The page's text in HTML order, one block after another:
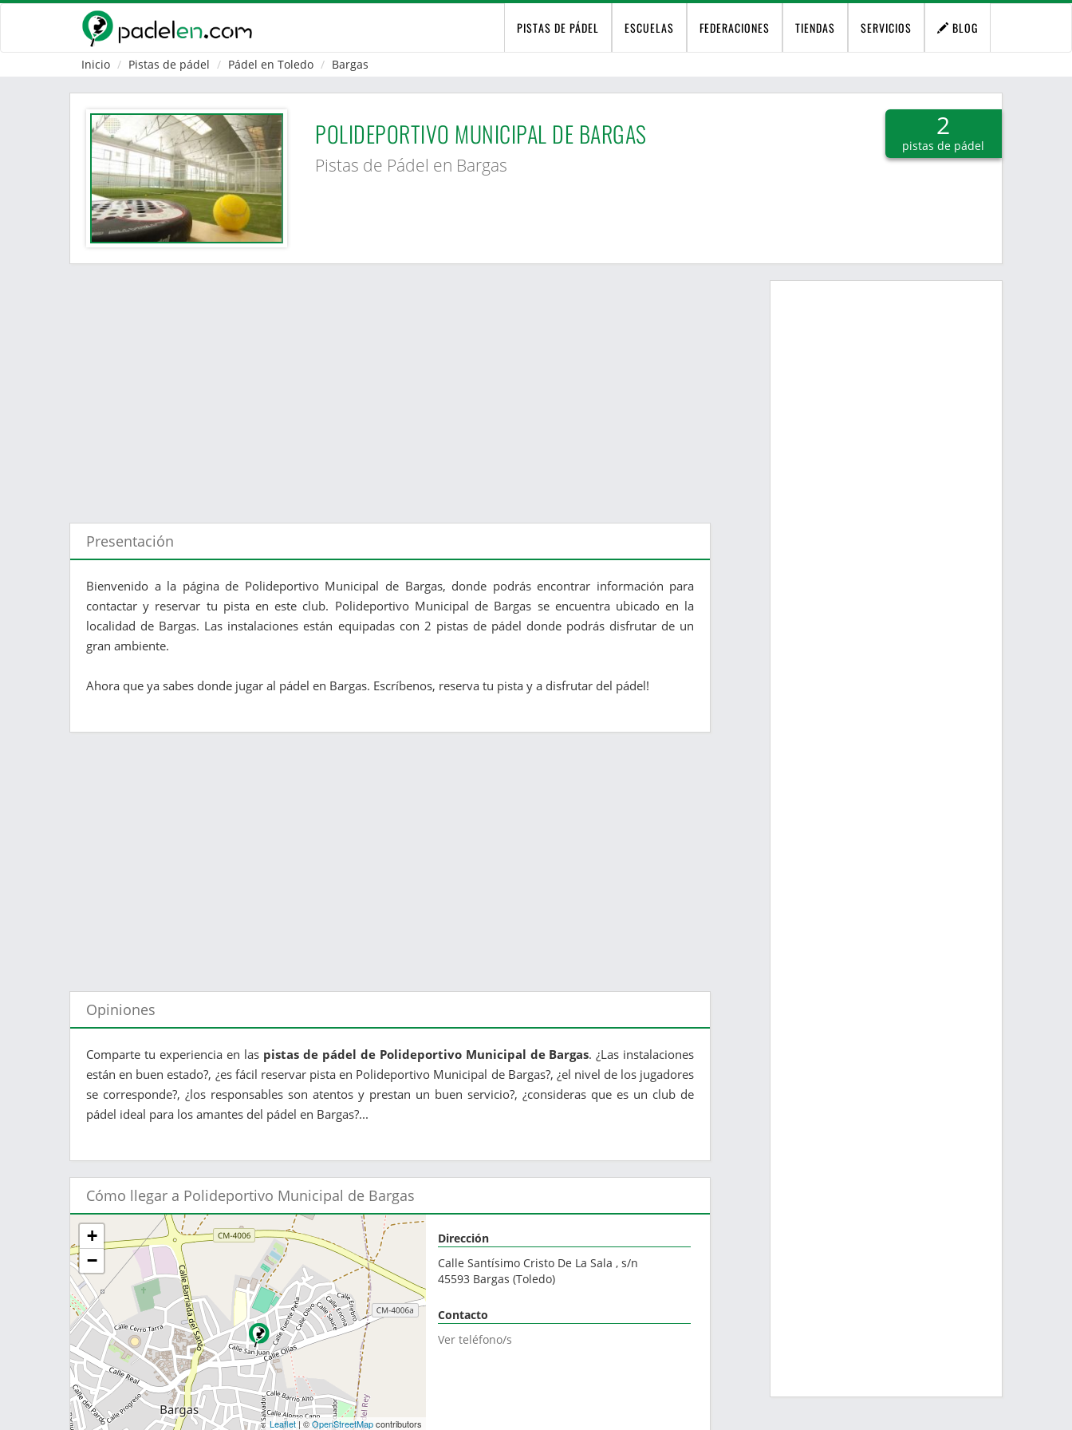
PISTAS DE PÁDEL ESCUELAS FEDERACIONES TIENDAS SERVICIOS BLOG
Inicio Pistas de pádel Pádel en Toledo Bargas
POLIDEPORTIVO MUNICIPAL DE BARGAS
Pistas de Pádel en Bargas
2
pistas de pádel
Presentación
Bienvenido a la página de Polideportivo Municipal de Bargas, donde podrás encontrar información para
contactar y reservar tu pista en este club. Polideportivo Municipal de Bargas se encuentra ubicado en la
localidad de Bargas. Las instalaciones están equipadas con 2 pistas de pádel donde podrás disfrutar de un
gran ambiente.
Ahora que ya sabes donde jugar al pádel en Bargas. Escríbenos, reserva tu pista y a disfrutar del pádel!
Opiniones
Comparte tu experiencia en las pistas de pádel de Polideportivo Municipal de Bargas. ¿Las instalaciones
están en buen estado?, ¿es fácil reservar pista en Polideportivo Municipal de Bargas?, ¿el nivel de los jugadores
se corresponde?, ¿los responsables son atentos y prestan un buen servicio?, ¿consideras que es un club de
pádel ideal para los amantes del pádel en Bargas?...
Cómo llegar a Polideportivo Municipal de Bargas
+
−
Leaflet | ©OpenStreetMapcontributors
Dirección
Calle Santísimo Cristo De La Sala , s/n
45593 Bargas (Toledo)
Contacto
Ver teléfono/s